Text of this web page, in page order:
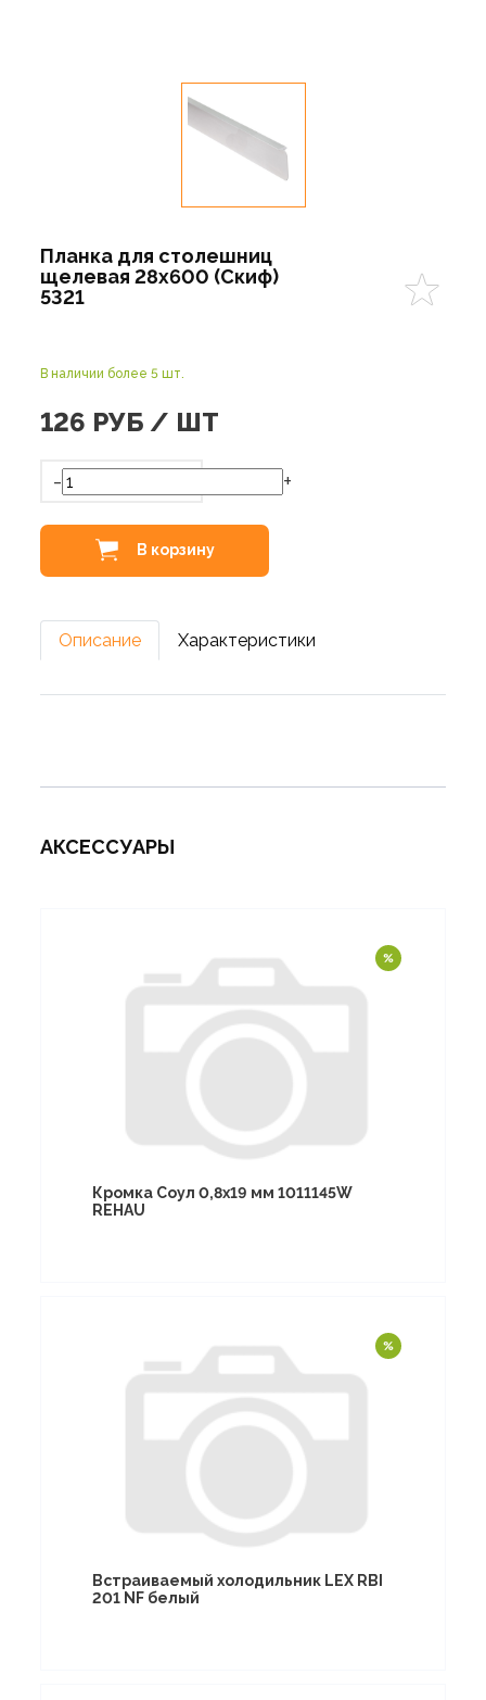
Планка для столешниц
щелевая 28х600 (Скиф)
5321
В наличии более 5 шт.
126 РУБ / ШТ
- +
В корзину
Описание Характеристики
АКСЕССУАРЫ
Кромка Соул 0,8х19 мм 1011145W
REHAU
Встраиваемый холодильник LEX RBI
201 NF белый